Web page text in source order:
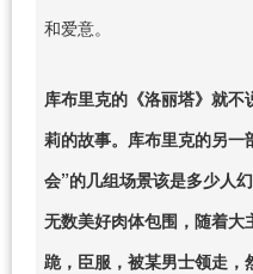
和爱意。
库布里克的《洛丽塔》就
莉的故事。库布里克的另一
会”的几组场景该是多少人
无数美好肉体包围，随着大
跪，臣服，被某男士领走，